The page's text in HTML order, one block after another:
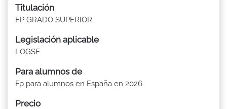
Titulación
FP GRADO SUPERIOR
Legislación aplicable
LOGSE
Para alumnos de
Fp para alumnos en España en 2026
Precio